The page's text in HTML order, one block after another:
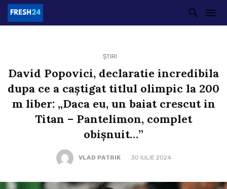
ȘTIRI
David Popovici, declaratie incredibila
dupa ce a caştigat titlul olimpic la 200
m liber: „Daca eu, un baiat crescut in
Titan – Pantelimon, complet
obişnuit…”
VLAD PATRIK 30 IULIE 2024